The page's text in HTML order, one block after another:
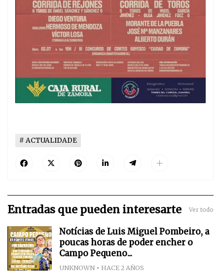
ACTUALIDADE
Entradas que pueden interesarte Ver todo
Notícias de Luis Miguel Pombeiro, a
poucas horas de poder encher o
Campo Pequeno...
UNKNOWN HACE 2 AÑOS